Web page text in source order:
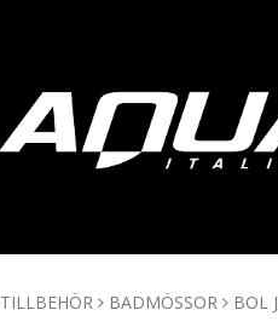
TILLBEHÖR BADMÖSSOR BOL